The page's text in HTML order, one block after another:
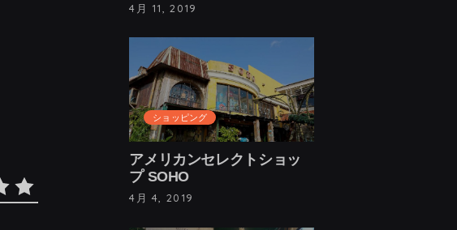
4月 11, 2019
ショッピング
アメリカンセレクトショッ
プ SOHO
4月 4, 2019